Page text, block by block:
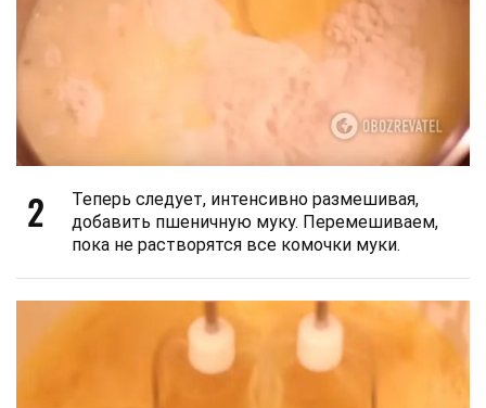
2
Теперь следует, интенсивно размешивая,
добавить пшеничную муку. Перемешиваем,
пока не растворятся все комочки муки.